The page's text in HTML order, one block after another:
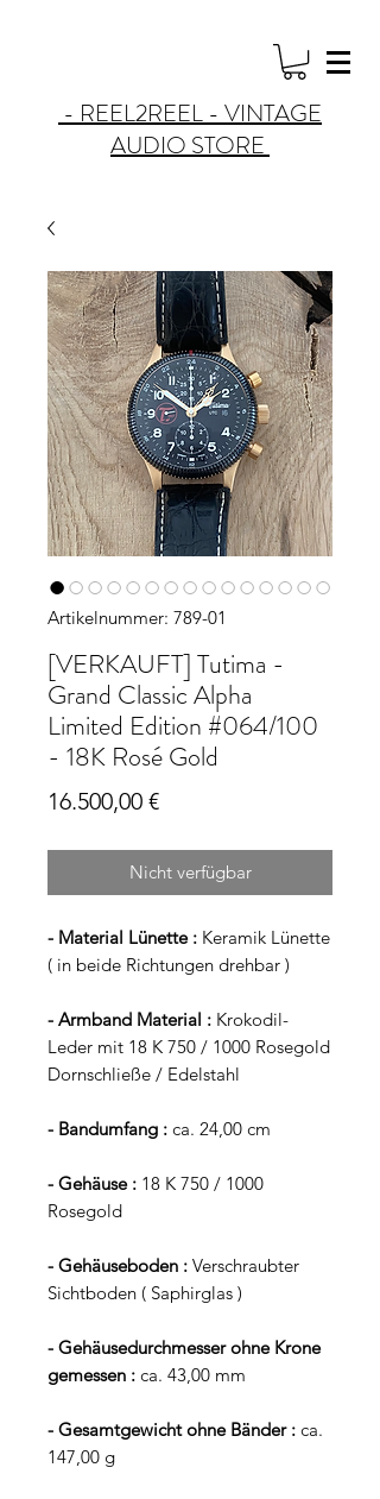
- REEL2REEL - VINTAGE
AUDIO STORE
Artikelnummer: 789-01
[VERKAUFT] Tutima -
Grand Classic Alpha
Limited Edition #064/100
- 18K Rosé Gold
16.500,00 €Preis
Nicht verfügbar
- Material Lünette : Keramik Lünette
( in beide Richtungen drehbar )
- Armband Material : Krokodil-
Leder mit 18 K 750 / 1000 Rosegold
Dornschließe / Edelstahl
- Bandumfang : ca. 24,00 cm
- Gehäuse : 18 K 750 / 1000
Rosegold
- Gehäuseboden : Verschraubter
Sichtboden ( Saphirglas )
- Gehäusedurchmesser ohne Krone
gemessen : ca. 43,00 mm
- Gesamtgewicht ohne Bänder : ca.
147,00 g